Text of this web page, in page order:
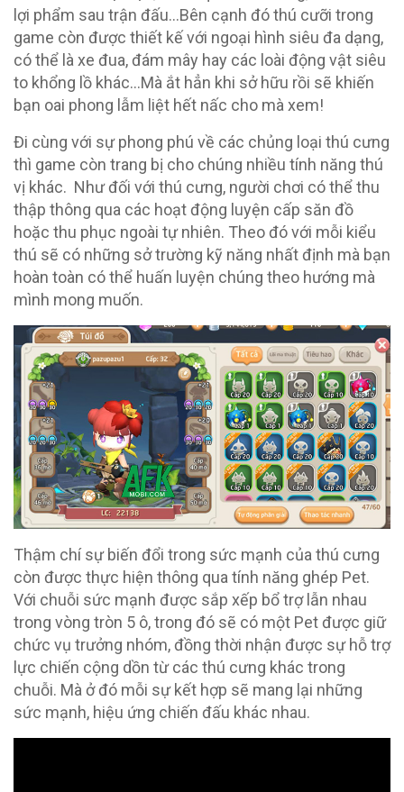
lợi phẩm sau trận đấu…Bên cạnh đó thú cưỡi trong
game còn được thiết kế với ngoại hình siêu đa dạng,
có thể là xe đua, đám mây hay các loài động vật siêu
to khổng lồ khác…Mà ắt hẳn khi sở hữu rồi sẽ khiến
bạn oai phong lẫm liệt hết nấc cho mà xem!
Đi cùng với sự phong phú về các chủng loại thú cưng
thì game còn trang bị cho chúng nhiều tính năng thú
vị khác. Như đối với thú cưng, người chơi có thể thu
thập thông qua các hoạt động luyện cấp săn đồ
hoặc thu phục ngoài tự nhiên. Theo đó với mỗi kiểu
thú sẽ có những sở trường kỹ năng nhất định mà bạn
hoàn toàn có thể huấn luyện chúng theo hướng mà
mình mong muốn.
Thậm chí sự biến đổi trong sức mạnh của thú cưng
còn được thực hiện thông qua tính năng ghép Pet.
Với chuỗi sức mạnh được sắp xếp bổ trợ lẫn nhau
trong vòng tròn 5 ô, trong đó sẽ có một Pet được giữ
chức vụ trưởng nhóm, đồng thời nhận được sự hỗ trợ
lực chiến cộng dồn từ các thú cưng khác trong
chuỗi. Mà ở đó mỗi sự kết hợp sẽ mang lại những
sức mạnh, hiệu ứng chiến đấu khác nhau.